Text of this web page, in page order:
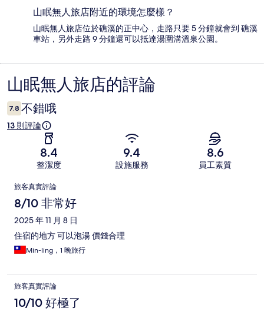
山眠無人旅店附近的環境怎麼樣？
山眠無人旅店位於礁溪的正中心，走路只要 5 分鐘就會到 礁溪
車站，另外走路 9 分鐘還可以抵達湯圍溝溫泉公園。
評
論
山眠無人旅店的評論
7.8 不錯哦
13 則評論
8.4
整潔度
9.4
設施服務
8.6
員工素質
評
論
旅客真實評論
8/10 非常好
2025 年 11 月 8 日
住宿的地方 可以泡湯 價錢合理
Min-ling，1 晚旅行
旅客真實評論
10/10 好極了